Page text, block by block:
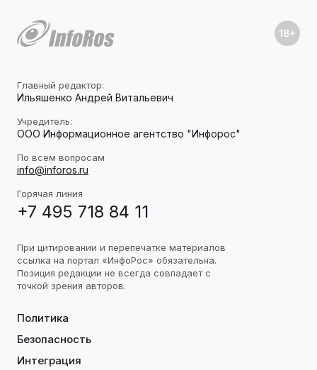
Главный редактор:
Ильяшенко Андрей Витальевич
Учредитель:
ООО Информационное агентство "Инфорос"
По всем вопросам
info@inforos.ru
Горячая линия
+7 495 718 84 11
При цитировании и перепечатке материалов
ссылка на портал «ИнфоРос» обязательна.
Позиция редакции не всегда совпадает с
точкой зрения авторов.
Политика
Безопасность
Интеграция